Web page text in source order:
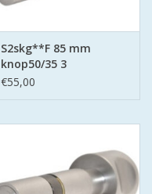
S2skg**F 85 mm
knop50/35 3
keersleutels
€55,00